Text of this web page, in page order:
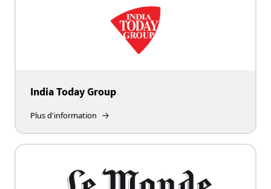
India Today Group
Plus d'information